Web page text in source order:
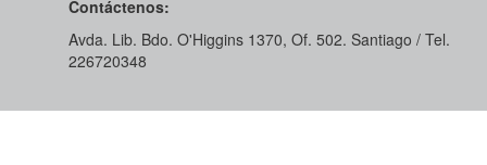
Contáctenos:
Avda. Lib. Bdo. O'Higgins 1370, Of. 502. Santiago / Tel.
226720348